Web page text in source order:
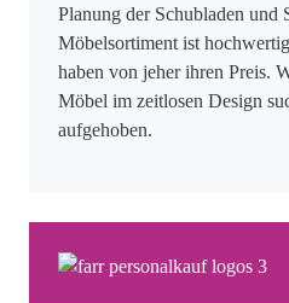
Planung der Schubladen und
Möbelsortiment ist
haben von jeher ihren Preis.
Möbel im zeitlosen Design
aufgehoben.